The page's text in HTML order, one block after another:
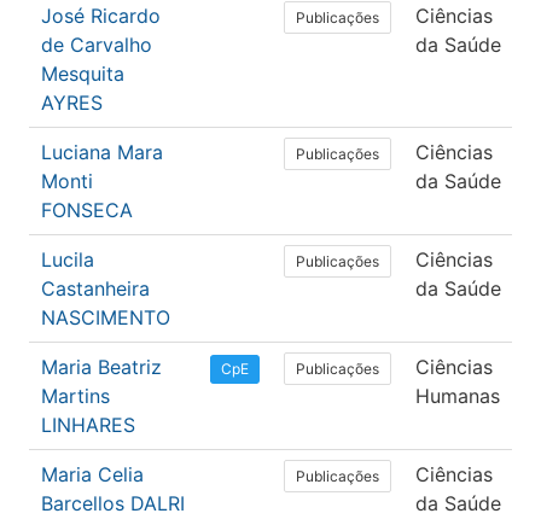
José Ricardo
de Carvalho
Mesquita
AYRES
Publicações
Ciências
da Saúde
Luciana Mara
Monti
FONSECA
Publicações
Ciências
da Saúde
Lucila
Castanheira
NASCIMENTO
Publicações
Ciências
da Saúde
Maria Beatriz
Martins
LINHARES
CpE Publicações
Ciências
Humanas
Maria Celia
Barcellos DALRI
Publicações
Ciências
da Saúde